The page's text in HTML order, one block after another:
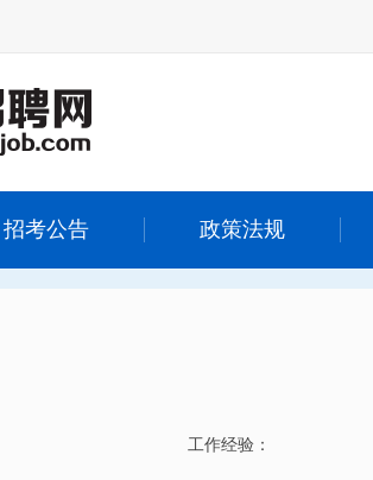
招考公告 政策法规
工作经验：